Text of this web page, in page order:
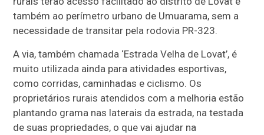
também ao perímetro urbano de Umuarama, sem a
necessidade de transitar pela rodovia PR-323.
A via, também chamada ‘Estrada Velha de Lovat’, é
muito utilizada ainda para atividades esportivas,
como corridas, caminhadas e ciclismo. Os
proprietários rurais atendidos com a melhoria estão
plantando grama nas laterais da estrada, na testada
de suas propriedades, o que vai ajudar na